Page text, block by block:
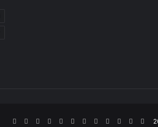
RSS Facebook
TwitterPinterestLinkedInYouTubeTumblrSoundCloud
Instagram
SpotifyTikTok